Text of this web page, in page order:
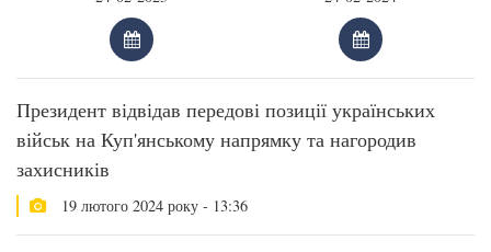
Президент відвідав передові позиції українських
військ на Куп'янському напрямку та нагородив
захисників
19 лютого 2024 року - 13:36